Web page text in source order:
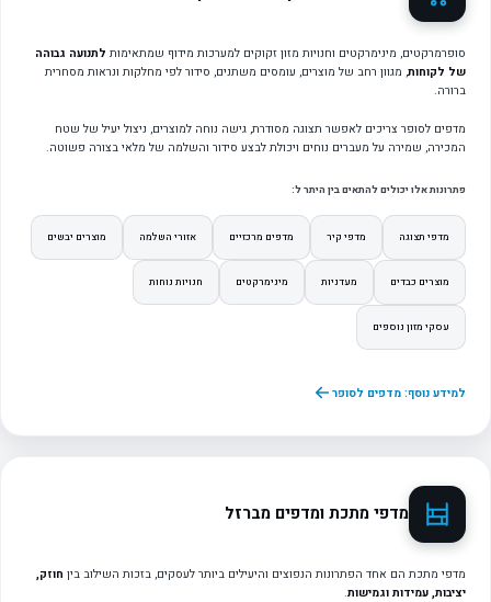
סופרמרקטים, מינימרקטים וחנויות מזון זקוקים למערכות מידוף שמתאימות לתנועה גבוהה
של לקוחות, מגוון רחב של מוצרים, עומסים משתנים, סידור לפי מחלקות ונראות מסחרית
ברורה.
מדפים לסופר צריכים לאפשר תצוגה מסודרת, גישה נוחה למוצרים, ניצול יעיל של שטח
המכירה, שמירה על מעברים נוחים ויכולת לבצע סידור והשלמה של מלאי בצורה פשוטה.
פתרונות אלו יכולים להתאים בין היתר ל:
מדפי תצוגה מדפי קיר מדפים מרכזיים אזורי השלמה מוצרים יבשים
מוצרים כבדים מעדניות מינימרקטים חנויות נוחות
עסקי מזון נוספים
למידע נוסף: מדפים לסופר
מדפי מתכת ומדפים מברזל
מדפי מתכת הם אחד הפתרונות הנפוצים והיעילים ביותר לעסקים, בזכות השילוב בין חוזק,
יציבות, עמידות וגמישות.